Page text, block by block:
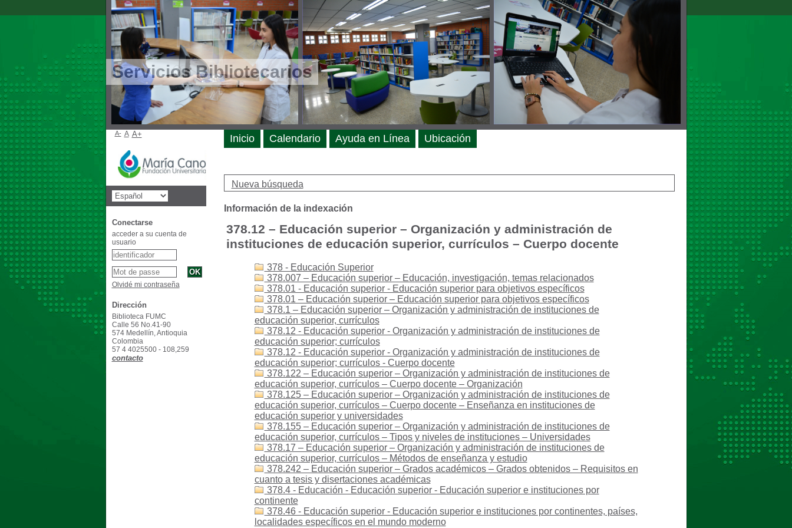
Servicios Bibliotecarios
Nueva búsqueda
Información de la indexación
378.12 – Educación superior – Organización y administración de
instituciones de educación superior, currículos – Cuerpo docente
378 - Educación Superior
378.007 – Educación superior – Educación, investigación, temas relacionados
378.01 - Educación superior - Educación superior para objetivos específicos
378.01 – Educación superior – Educación superior para objetivos específicos
378.1 – Educación superior – Organización y administración de instituciones de
educación superior, currículos
378.12 - Educación superior - Organización y administración de instituciones de
educación superior; currículos
378.12 - Educación superior - Organización y administración de instituciones de
educación superior; currículos - Cuerpo docente
378.122 – Educación superior – Organización y administración de instituciones de
educación superior, currículos – Cuerpo docente – Organización
378.125 – Educación superior – Organización y administración de instituciones de
educación superior, currículos – Cuerpo docente – Enseñanza en instituciones de
educación superior y universidades
378.155 – Educación superior – Organización y administración de instituciones de
educación superior, currículos – Tipos y niveles de instituciones – Universidades
378.17 – Educación superior – Organización y administración de instituciones de
educación superior, currículos – Métodos de enseñanza y estudio
378.242 – Educación superior – Grados académicos – Grados obtenidos – Requisitos en
cuanto a tesis y disertaciones académicas
378.4 - Educación - Educación superior - Educación superior e instituciones por
continente
378.46 - Educación superior - Educación superior e instituciones por continentes, países,
localidades específicos en el mundo moderno
Inicio Calendario Ayuda en Línea Ubicación
A- A A+
Conectarse
acceder a su cuenta de
usuario
Olvidé mi contraseña
Dirección
Biblioteca FUMC
Calle 56 No.41-90
574 Medellín, Antioquia
Colombia
57 4 4025500 - 108,259
contacto